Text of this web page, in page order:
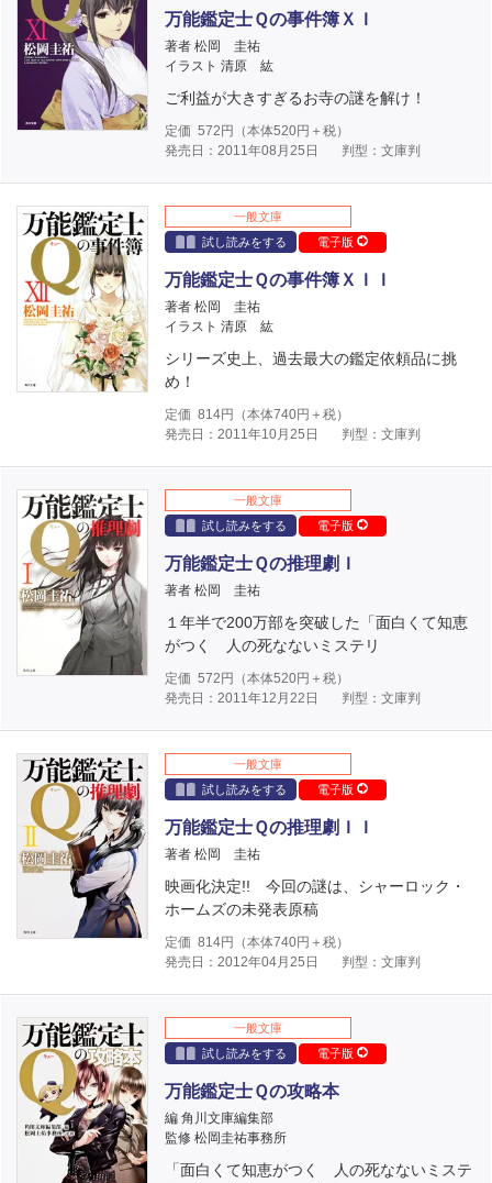
万能鑑定士Ｑの事件簿ＸＩ
著者 松岡 圭祐
イラスト 清原 紘
ご利益が大きすぎるお寺の謎を解け！
定価 572 円（本体520円＋税）
発売日：2011年08月25日
判型：文庫判
一般文庫
試し読みをする
電子版
万能鑑定士Ｑの事件簿ＸＩＩ
著者 松岡 圭祐
イラスト 清原 紘
シリーズ史上、過去最大の鑑定依頼品に挑
め！
定価 814円（本体740円＋税）
発売日：2011年10月25日
判型：文庫判
一般文庫
試し読みをする
電子版
万能鑑定士Ｑの推理劇Ｉ
著者 松岡 圭祐
１年半で200万部を突破した「面白くて知恵
がつく 人の死なないミステリ
定価 572 円（本体520円＋税）
発売日：2011年12月22日
判型：文庫判
一般文庫
試し読みをする
電子版
万能鑑定士Ｑの推理劇ＩＩ
著者 松岡 圭祐
映画化決定!! 今回の謎は、シャーロック・
ホームズの未発表原稿
定価 814円（本体740円＋税）
発売日：2012年04月25日
判型：文庫判
一般文庫
試し読みをする
電子版
万能鑑定士Ｑの攻略本
編 角川文庫編集部
監修 松岡圭祐事務所
「面白くて知恵がつく 人の死なないミステ